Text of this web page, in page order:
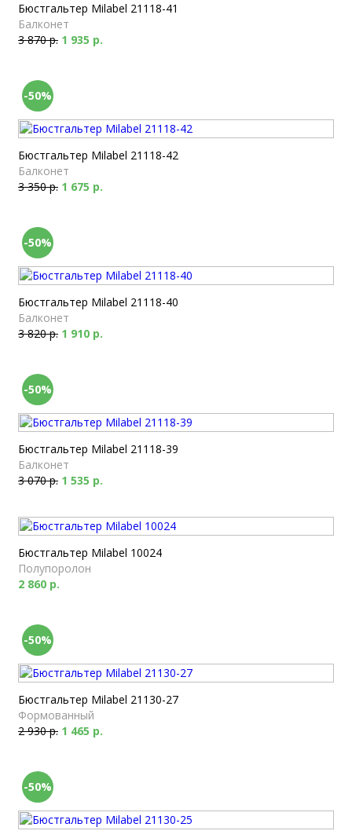
Бюстгальтер Milabel 21118-41
Балконет
3 870 р. 1 935 р.
-50%
Бюстгальтер Milabel 21118-42
Балконет
3 350 р. 1 675 р.
-50%
Бюстгальтер Milabel 21118-40
Балконет
3 820 р. 1 910 р.
-50%
Бюстгальтер Milabel 21118-39
Балконет
3 070 р. 1 535 р.
Бюстгальтер Milabel 10024
Полупоролон
2 860 р.
-50%
Бюстгальтер Milabel 21130-27
Формованный
2 930 р. 1 465 р.
-50%